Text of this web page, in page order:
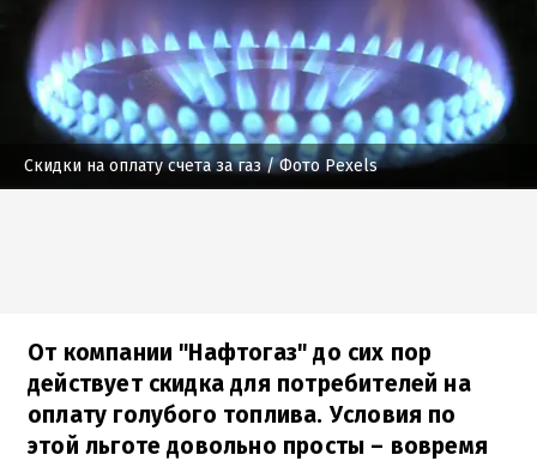
Скидки на оплату счета за газ/ Фото Pexels
От компании "Нафтогаз" до сих пор
действует скидка для потребителей на
оплату голубого топлива. Условия по
этой льготе довольно просты – вовремя